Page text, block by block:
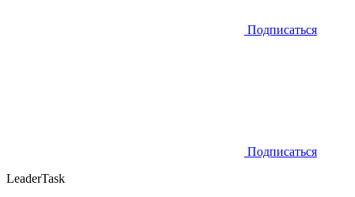
Подписаться
Подписаться
LeaderTask